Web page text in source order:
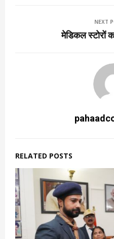
NEXT
मेडिकल स्टोरों
RELATED POSTS